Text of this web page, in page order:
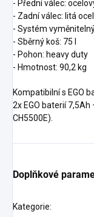
- Přední válec:
- Zadní válec: litá ocel
- Systém
- Sběrný koš: 75 l
- Pohon: heavy duty
- Hmotnost: 90,2 kg
Kompatibilní s EGO
2x EGO baterií
CH5500E).
Doplňkové
Kategorie: